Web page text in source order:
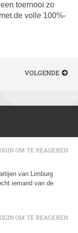
toernooi zo
de volle 100%-
VOLGENDE
van Limburg
iemand van de
OM TE REAGEREN
OM TE REAGEREN